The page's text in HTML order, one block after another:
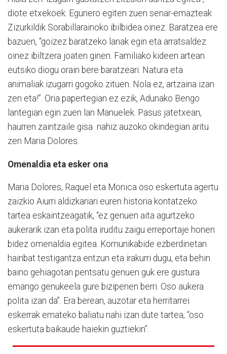
diote etxekoek. Egunero egiten zuen senar-emazteak
Zizurkildik Sorabillarainoko ibilbidea oinez. Baratzea ere
bazuen, “goizez baratzeko lanak egin eta arratsaldez
oinez ibiltzera joaten ginen. Familiako kideen artean
eutsiko diogu orain bere baratzeari. Natura eta
animaliak izugarri gogoko zituen. Nola ez, artzaina izan
zen eta!”. Oria papertegian ez ezik, Adunako Bengo
lantegian egin zuen lan Manuelek. Pasus jatetxean,
haurren zaintzaile gisa nahiz auzoko okindegian aritu
zen Maria Dolores.
Omenaldia eta esker ona
Maria Dolores, Raquel eta Monica oso eskertuta agertu
zaizkio Aiurri aldizkariari euren historia kontatzeko
tartea eskaintzeagatik, “ez genuen aita agurtzeko
aukerarik izan eta polita iruditu zaigu erreportaje honen
bidez omenaldia egitea. Komunikabide ezberdinetan
hainbat testigantza entzun eta irakurri dugu, eta behin
baino gehiagotan pentsatu genuen guk ere gustura
emango genukeela gure bizipenen berri. Oso aukera
polita izan da”. Era berean, auzotar eta herritarrei
eskerrak emateko baliatu nahi izan dute tartea, “oso
eskertuta baikaude haiekin guztiekin”.